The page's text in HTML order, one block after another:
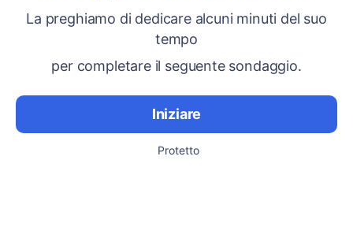
La preghiamo di dedicare alcuni minuti del suo
tempo
per completare il seguente sondaggio.
Iniziare
Protetto